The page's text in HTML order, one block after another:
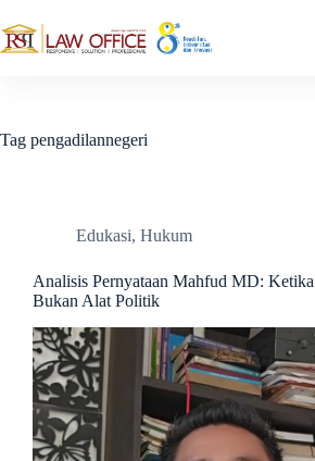
to
content
Tag pengadilannegeri
Edukasi, Hukum
Analisis Pernyataan Mahfud MD:
Bukan Alat Politik